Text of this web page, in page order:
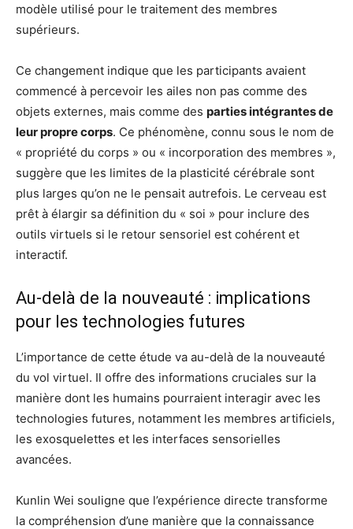
modèle utilisé pour le traitement des membres
supérieurs.
Ce changement indique que les participants avaient
commencé à percevoir les ailes non pas comme des
objets externes, mais comme des parties intégrantes de
leur propre corps. Ce phénomène, connu sous le nom de
« propriété du corps » ou « incorporation des membres »,
suggère que les limites de la plasticité cérébrale sont
plus larges qu’on ne le pensait autrefois. Le cerveau est
prêt à élargir sa définition du « soi » pour inclure des
outils virtuels si le retour sensoriel est cohérent et
interactif.
Au-delà de la nouveauté : implications
pour les technologies futures
L’importance de cette étude va au-delà de la nouveauté
du vol virtuel. Il offre des informations cruciales sur la
manière dont les humains pourraient interagir avec les
technologies futures, notamment les membres artificiels,
les exosquelettes et les interfaces sensorielles
avancées.
Kunlin Wei souligne que l’expérience directe transforme
la compréhension d’une manière que la connaissance